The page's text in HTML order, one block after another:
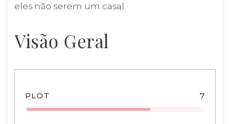
eles não serem um casal.
Visão Geral
PLOT 7